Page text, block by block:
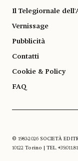
Il Telegiornale
Vernissage
Pubblicità
Contatti
Cookie & Policy
FAQ
© 1983-2026 SOCIETÀ
10122 Torino | TEL.